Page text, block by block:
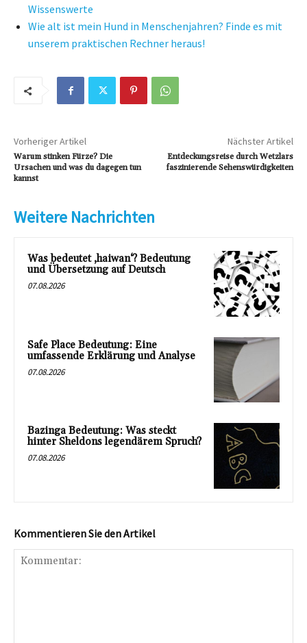
Wissenswerte
Wie alt ist mein Hund in Menschenjahren? Finde es mit
unserem praktischen Rechner heraus!
Vorheriger Artikel
Warum stinken Fürze? Die
Ursachen und was du dagegen tun
kannst
Nächster Artikel
Entdeckungsreise durch Wetzlars
faszinierende Sehenswürdigkeiten
Weitere Nachrichten
Was bedeutet ‚haiwan‘? Bedeutung
und Übersetzung auf Deutsch
07.08.2026
Safe Place Bedeutung: Eine
umfassende Erklärung und Analyse
07.08.2026
Bazinga Bedeutung: Was steckt
hinter Sheldons legendärem Spruch?
07.08.2026
Kommentieren Sie den Artikel